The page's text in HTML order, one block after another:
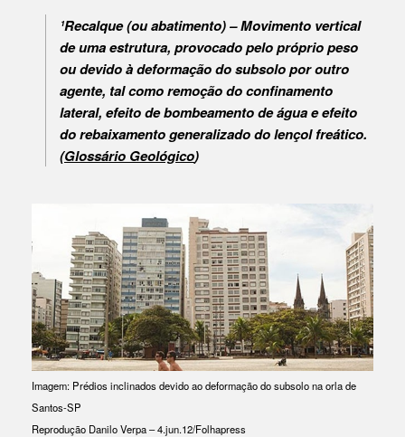
¹Recalque (ou abatimento) – Movimento vertical
de uma estrutura, provocado pelo próprio peso
ou devido à deformação do subsolo por outro
agente, tal como remoção do confinamento
lateral, efeito de bombeamento de água e efeito
do rebaixamento generalizado do lençol freático.
(Glossário Geológico)
Imagem: Prédios inclinados devido ao deformação do subsolo na orla de
Santos-SP
Reprodução Danilo Verpa – 4.jun.12/Folhapress